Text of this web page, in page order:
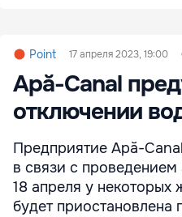
Point 17 апреля 2023, 19:00
Apă-Canal
отключении
Предприятие Apă-
в связи с
18 апреля у
будет приостановлена